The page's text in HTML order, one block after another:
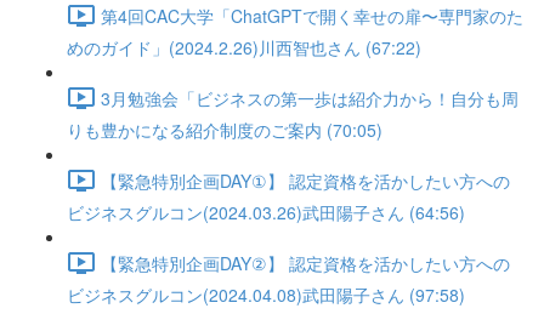
第4回CAC大学「ChatGPTで開く幸せの扉〜専門家のた
めのガイド」(2024.2.26)川西智也さん (67:22)
3月勉強会「ビジネスの第一歩は紹介力から！自分も周
りも豊かになる紹介制度のご案内 (70:05)
【緊急特別企画DAY①】 認定資格を活かしたい方への
ビジネスグルコン(2024.03.26)武田陽子さん (64:56)
【緊急特別企画DAY②】 認定資格を活かしたい方への
ビジネスグルコン(2024.04.08)武田陽子さん (97:58)